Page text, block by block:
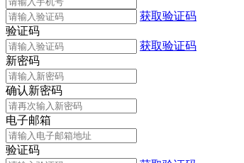
获取验证码
验证码
获取验证码
新密码
确认新密码
电子邮箱
验证码